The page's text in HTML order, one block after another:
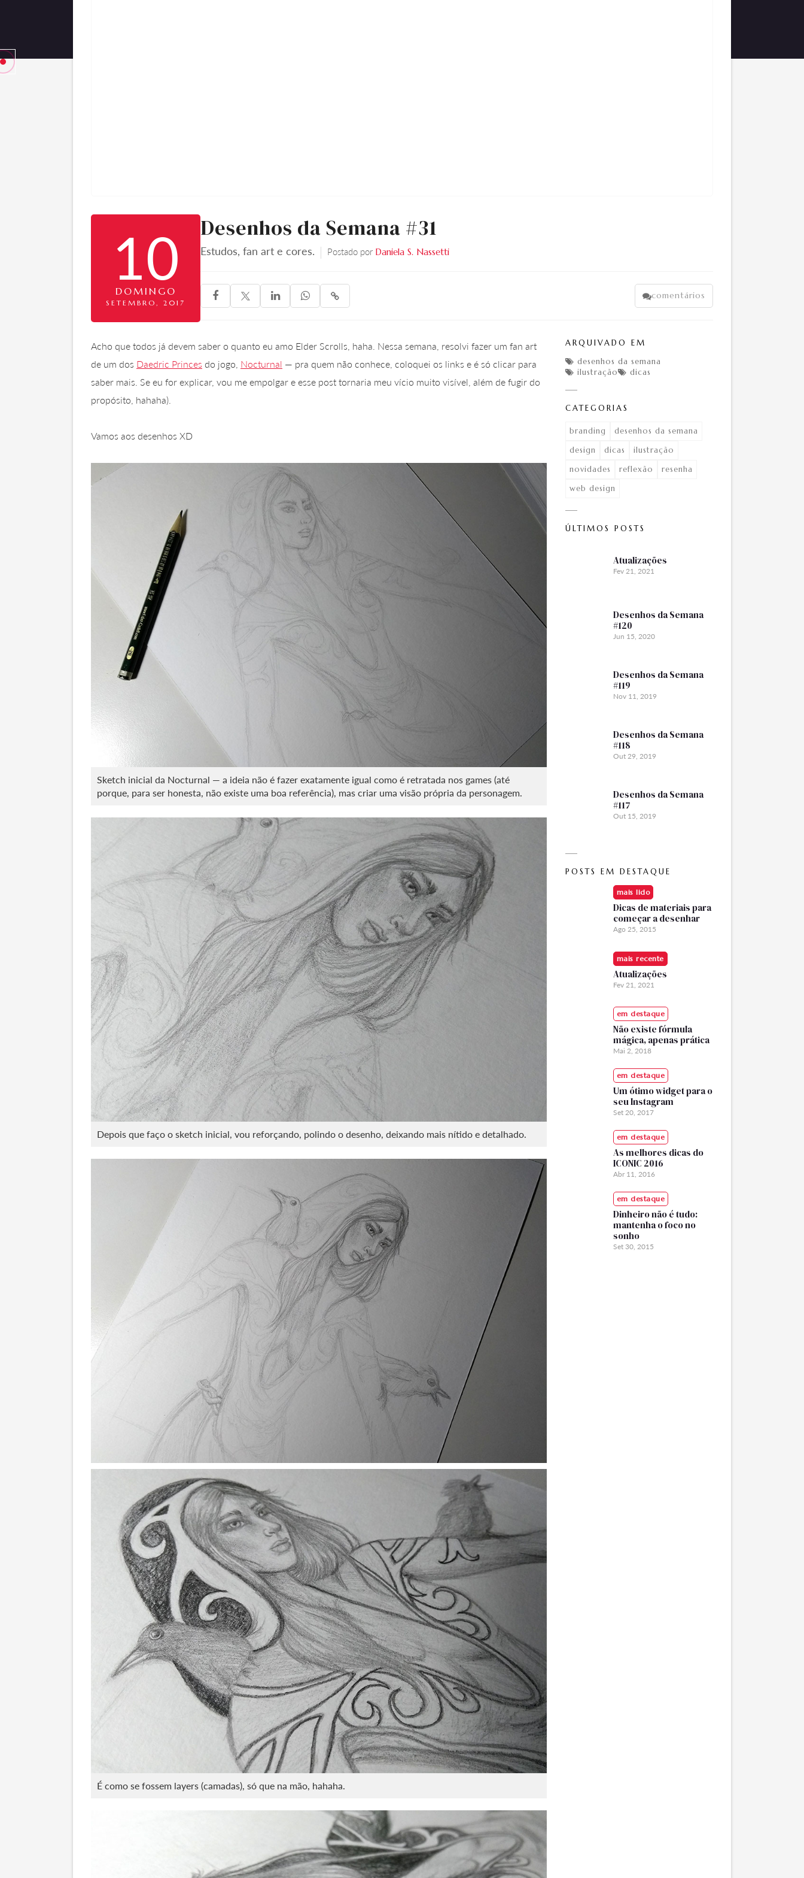
10
DOMINGO
SETEMBRO, 2017
Desenhos da Semana #31
Estudos, fan art e cores. Postado por Daniela S. Nassetti
    comentários
Acho que todos já devem saber o quanto eu amo Elder Scrolls, haha. Nessa semana, resolvi fazer um fan art
de um dos Daedric Princes do jogo, Nocturnal — pra quem não conhece, coloquei os links e é só clicar para
saber mais. Se eu for explicar, vou me empolgar e esse post tornaria meu vício muito visível, além de fugir do
propósito, hahaha).
Vamos aos desenhos XD
Sketch inicial da Nocturnal — a ideia não é fazer exatamente igual como é retratada nos games (até
porque, para ser honesta, não existe uma boa referência), mas criar uma visão própria da personagem.
Depois que faço o sketch inicial, vou reforçando, polindo o desenho, deixando mais nítido e detalhado.
É como se fossem layers (camadas), só que na mão, hahaha.
ARQUIVADO EM
 desenhos da semana
 ilustração dicas
CATEGORIAS
branding
desenhos da semana
design
dicas
ilustração
novidades
reflexão
resenha
web design
ÚLTIMOS POSTS
Atualizações
Fev 21, 2021
Desenhos da Semana
#120
Jun 15, 2020
Desenhos da Semana
#119
Nov 11, 2019
Desenhos da Semana
#118
Out 29, 2019
Desenhos da Semana
#117
Out 15, 2019
POSTS EM DESTAQUE
mais lido
Dicas de materiais para
começar a desenhar
Ago 25, 2015
mais recente
Atualizações
Fev 21, 2021
em destaque
Não existe fórmula
mágica, apenas prática
Mai 2, 2018
em destaque
Um ótimo widget para o
seu Instagram
Set 20, 2017
em destaque
As melhores dicas do
ICONIC 2016
Abr 11, 2016
em destaque
Dinheiro não é tudo:
mantenha o foco no
sonho
Set 30, 2015